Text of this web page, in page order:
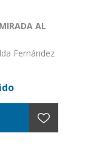
AL
Fernández